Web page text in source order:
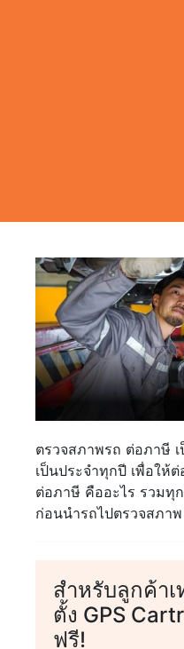
สำหรับลูกค้า
ตั้ง GPS
ฟรี!
ตรวจสภาพรถ ต่อภาษี
เป็นประจำทุกปี เพื่อให้
ต่อภาษี คืออะไร รวมทุ
ก่อนนำรถไปตรวจสภาพ